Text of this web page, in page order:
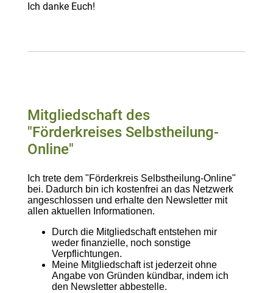
Ich danke Euch!
Mitgliedschaft des
"Förderkreises Selbstheilung-
Online"
Ich trete dem "Förderkreis Selbstheilung-Online"
bei. Dadurch bin ich kostenfrei an das Netzwerk
angeschlossen und erhalte den Newsletter mit
allen aktuellen Informationen.
Durch die Mitgliedschaft entstehen mir
weder finanzielle, noch sonstige
Verpflichtungen.
Meine Mitgliedschaft ist jederzeit ohne
Angabe von Gründen kündbar, indem ich
den Newsletter abbestelle.